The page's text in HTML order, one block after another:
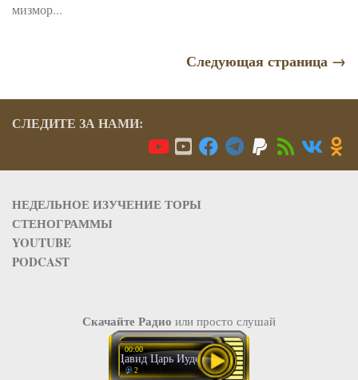
мизмор...
Следующая страница →
СЛЕДИТЕ ЗА НАМИ:
НЕДЕЛЬНОЕ ИЗУЧЕНИЕ ТОРЫ
СТЕНОГРАММЫ
YOUTUBE
PODCAST
Скачайте Радио или просто слушай
Давид Царь Иудейский. Беседа 2
00:00
2